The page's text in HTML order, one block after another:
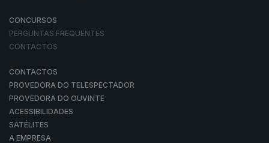
CONCURSOS
PERGUNTAS FREQUENTES
CONTACTOS
CONTACTOS
PROVEDORA DO TELESPECTADOR
PROVEDORA DO OUVINTE
ACESSIBILIDADES
SATÉLITES
A EMPRESA